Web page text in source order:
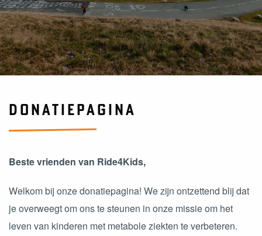
DONATIEPAGINA
Beste vrienden van Ride4Kids,
Welkom bij onze donatiepagina! We zijn ontzettend blij dat
je overweegt om ons te steunen in onze missie om het
leven van kinderen met metabole ziekten te verbeteren.